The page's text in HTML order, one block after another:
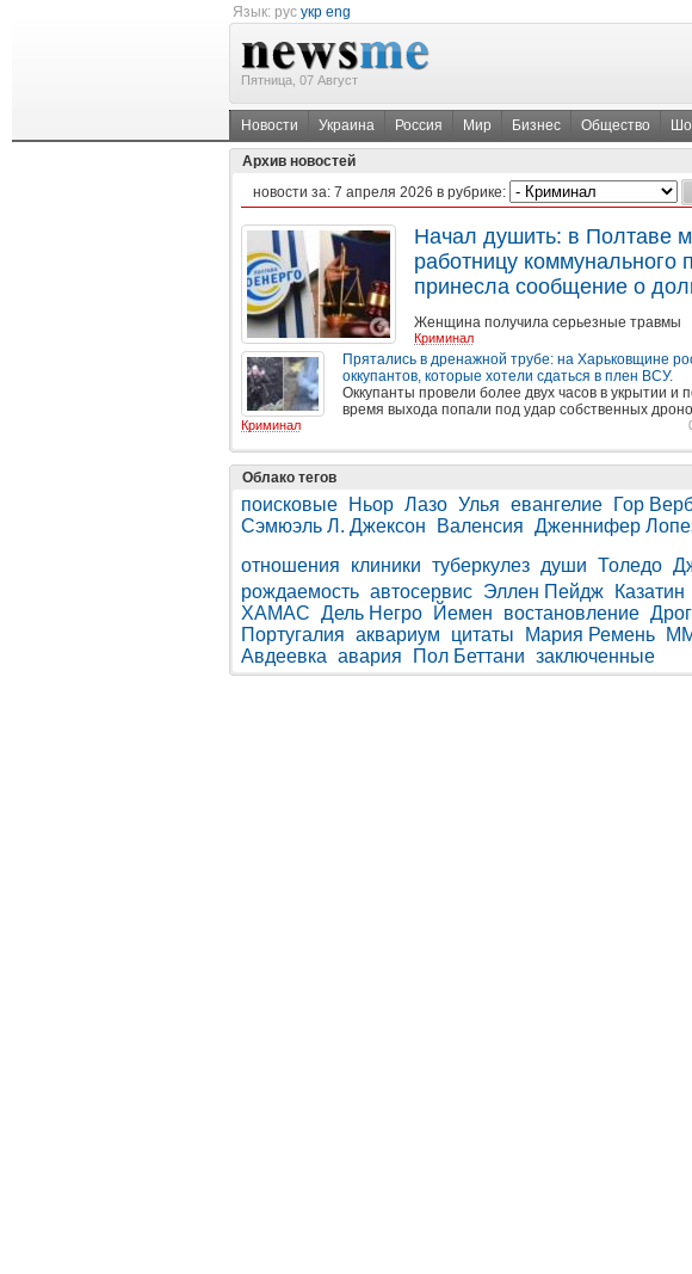
Язык: рус укр eng
Пятница, 07 Август
Новости Украина Россия Мир Бизнес Общество
Архив новостей
новости за: 7 апреля 2026 в рубрике:
Начал душить: в Полтаве
работницу коммунального
принесла сообщение о
Женщина получила серьезные травмы
Криминал
Прятались в дренажной трубе: на Харьковщине
оккупантов, которые хотели сдаться в плен ВСУ.
Оккупанты провели более двух часов в укрытии и
время выхода попали под удар собственных
Криминал
Облако тегов
поисковые Ньор Лазо Улья евангелие Гор
Сэмюэль Л. Джексон
Валенсия Дженнифер
отношения
клиники туберкулез души Толедо
рождаемость автосервис Эллен Пейдж Казатин
ХАМАС Дель Негро Йемен востановление
Португалия аквариум цитаты Мария Ремень
Авдеевка авария Пол Беттани заключенные